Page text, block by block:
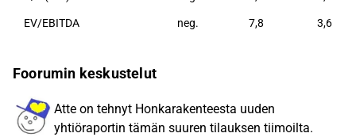
EV/EBITDA neg. 7,8 3,6
Foorumin keskustelut
Atte on tehnyt Honkarakenteesta uuden
yhtiöraportin tämän suuren tilauksen tiimoilta.